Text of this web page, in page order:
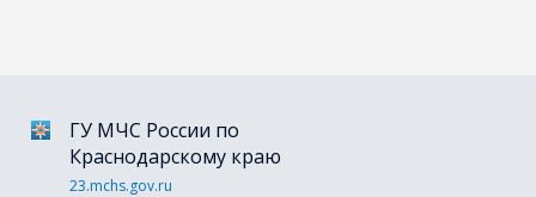
ГУ МЧС России по
Краснодарскому краю
23.mchs.gov.ru